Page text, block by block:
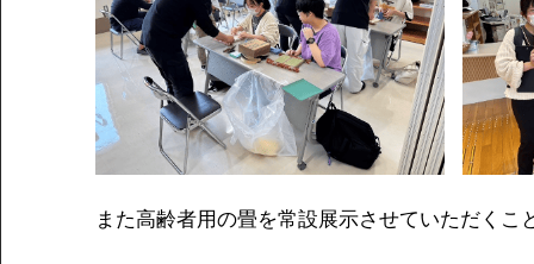
また高齢者用の畳を常設展示させていただくこ